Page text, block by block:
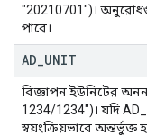
"20210701")।
পারে।
AD UNIT
বিজ্ঞাপন ইউনিটের
1234/1234")। যদি
স্বয়ংক্রিয়ভাবে অন্তর্ভুক্ত